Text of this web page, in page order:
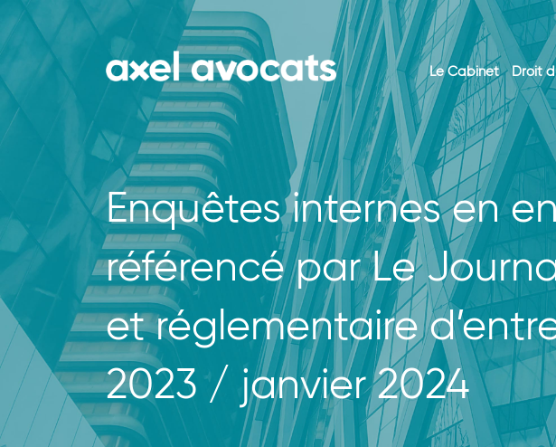
Le Cabinet Droit
Enquêtes internes en
référencé par Le
et réglementaire
2023 / janvier 2024